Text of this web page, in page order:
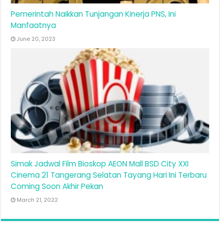
Pemerintah Naikkan Tunjangan Kinerja PNS, Ini
Manfaatnya
June 20, 2023
Simak Jadwal Film Bioskop AEON Mall BSD City XXI
Cinema 21 Tangerang Selatan Tayang Hari Ini Terbaru
Coming Soon Akhir Pekan
March 21, 2022